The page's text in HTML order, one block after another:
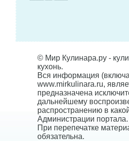
© Мир Кулинара.ру -
кухонь.
Вся информация
www.mirkulinara.ru,
предназначена
дальнейшему
распространению в
Администрации портала.
При перепечатке
обязательна.